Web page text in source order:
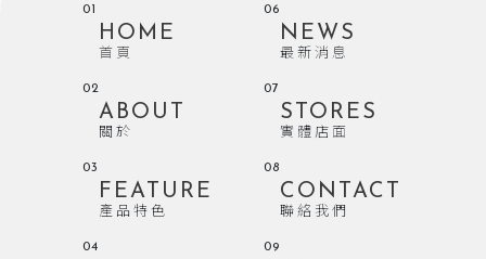
01
HOME
首頁
02
ABOUT
關於
03
FEATURE
產品特色
04
06
NEWS
最新消息
07
STORES
實體店面
08
CONTACT
聯絡我們
09